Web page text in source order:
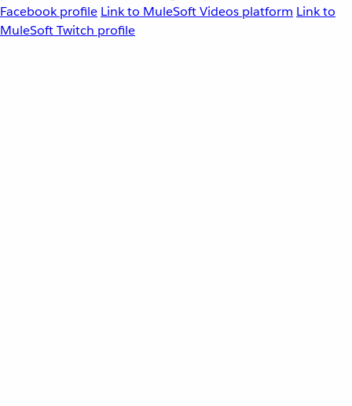
Facebook profile Link to MuleSoft Videos platform Link to
MuleSoft Twitch profile